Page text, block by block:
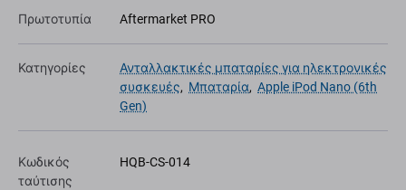
Πρωτοτυπία Aftermarket PRO
Κατηγορίες
Ανταλλακτικές μπαταρίες για ηλεκτρονικές
συσκευές, Μπαταρία, Apple iPod Nano (6th
Gen)
Κωδικός
ταύτισης
HQB-CS-014